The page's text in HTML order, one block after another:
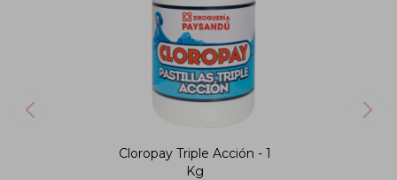
Cloropay Triple Acción - 1
Kg